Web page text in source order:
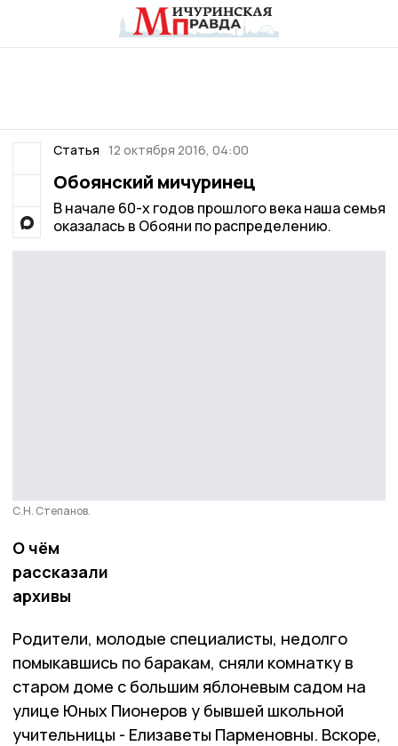
Статья 12 октября 2016, 04:00
Обоянский мичуринец
В начале 60-х годов прошлого века наша семья
оказалась в Обояни по распределению.
С.Н. Степанов.
О чём
рассказали
архивы
Родители, молодые специалисты, недолго
помыкавшись по баракам, сняли комнатку в
старом доме с большим яблоневым садом на
улице Юных Пионеров у бывшей школьной
учительницы - Елизаветы Парменовны. Вскоре,